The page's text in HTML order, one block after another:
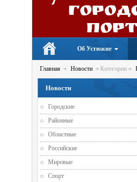
Об Устюжне
Главная Новости Категории
Новости
Городские
Районные
Областные
Российские
Мировые
Спорт